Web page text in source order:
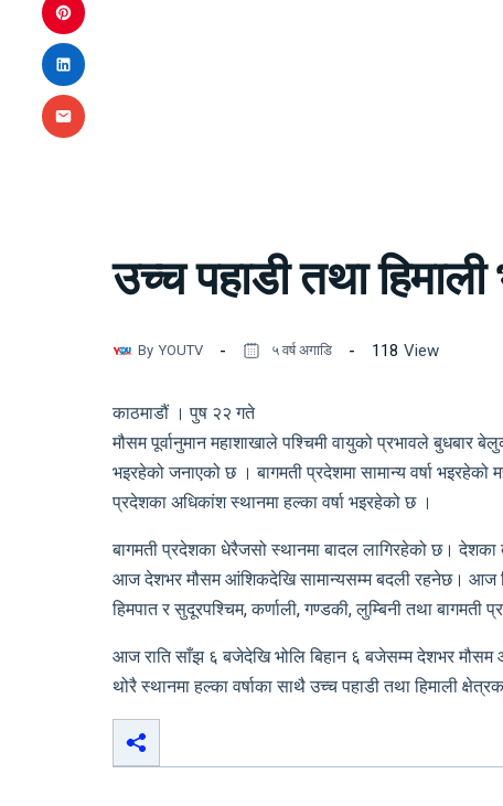
उच्च पहाडी तथा
By YOUTV ५ वर्ष अगाडि 118 View
काठमाडौं । पुष २२ गते
मौसम पूर्वानुमान महाशाखाले पश्चिमी वायुको प्रभावले बुधबार
भइरहेको जनाएको छ । बागमती प्रदेशमा सामान्य वर्षा
प्रदेशका अधिकांश स्थानमा हल्का वर्षा भइरहेको छ ।
बागमती प्रदेशका धेरैजसो स्थानमा बादल लागिरहेको छ।
आज देशभर मौसम आंशिकदेखि सामान्यसम्म बदली रहनेछ। आज
हिमपात र सुदूरपश्चिम, कर्णाली, गण्डकी, लुम्बिनी तथा बागमती
आज राति साँझ ६ बजेदेखि भोलि बिहान ६ बजेसम्म देशभर मौसम
थोरै स्थानमा हल्का वर्षाका साथै उच्च पहाडी तथा हिमाली